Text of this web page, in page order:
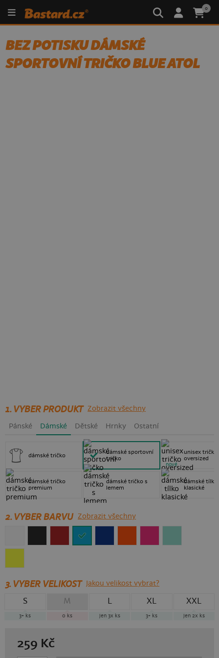
0
BEZ POTISKU DÁMSKÉ
SPORTOVNÍ TRIČKO BLUE ATOL
1. VYBER PRODUKT Zobrazit všechny
Pánské Dámské Dětské Hrnky Ostatní
dámské tričko
dámské tričko
premium
dámské sportovní
tričko
dámské tričko s
lemem
unisex tričko
oversized
nové
dámské tílko
klasické
2. VYBER BARVU Zobrazit všechny
3.VYBER VELIKOST Jakou velikost vybrat?
S
3+ ks
M
0 ks
L
jen 3x ks
XL
3+ ks
XXL
jen 2x ks
259 Kč